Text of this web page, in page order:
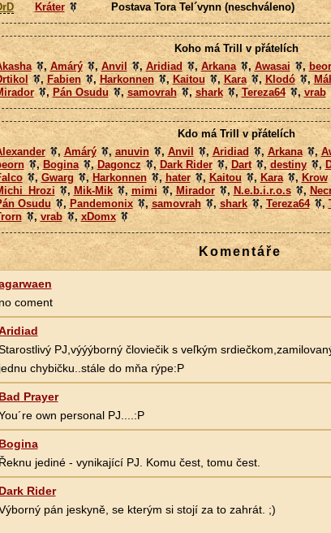
Kráter Postava Tora Tel´vynn (neschváleno)
Koho má Trill v přátelích
, Amárý , Anvil , Aridiad , Arkana , Awasai ,
, Fabien , Harkonnen ,Kaitou , Kara , Klodó ,
, Pán Osudu , samovrah , shark , Tereza64 , vrab
Kdo má Trill v přátelích
, Amárý , anuvin , Anvil , Aridiad , Arkana ,
,Bogina ,Dagoncz , Dark Rider , Dart , destiny ,
,Gwarg , Harkonnen , hater , Kaitou , Kara , Krow
, Mik-Mik , mimi ,Mirador , N.e.b.i.r.o.s ,
Osudu
, Pandemonix ,samovrah , shark ,Tereza64 ,
, vrab , xDomx
Komentáře
coment
PJ,výýýborný človiečik s veľkým
chybičku..stále do mňa rýpe:P
Prayer
own personal PJ....:P
jediné - vynikající PJ. Komu čest, tomu čest.
Rider
pán jeskyně, se kterým si stojí za to zahrát. ;)